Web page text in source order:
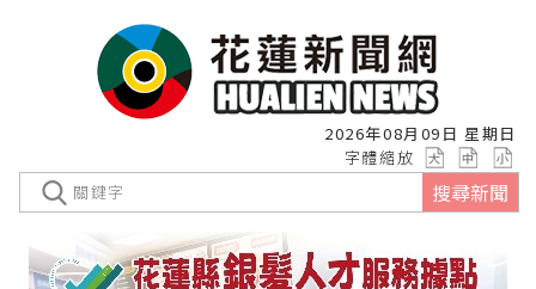
2026年08月09日 星期日
字體縮放
搜尋新聞